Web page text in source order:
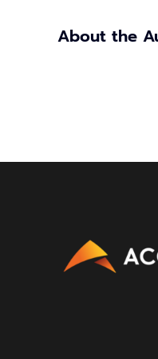
About the